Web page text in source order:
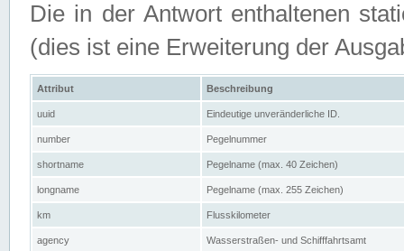
Die in der Antwort enthaltenen
(dies ist eine Erweiterung der
Attribut Beschreibung
uuid Eindeutige unveränderliche ID.
number Pegelnummer
shortname Pegelname (max. 40 Zeichen)
longname Pegelname (max. 255 Zeichen)
km Flusskilometer
agency Wasserstraßen- und Schifffahrtsamt